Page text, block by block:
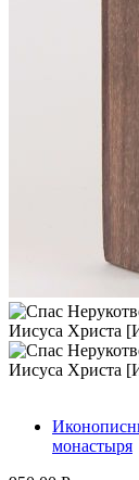
монастыря